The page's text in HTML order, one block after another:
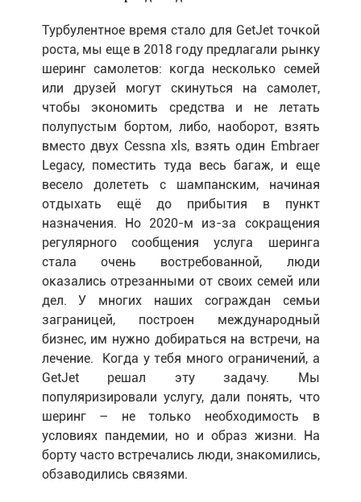
Турбулентное время стало для GetJet точкой
роста, мы еще в 2018 году предлагали рынку
шеринг самолетов: когда несколько семей
или друзей могут скинуться на самолет,
чтобы экономить средства и не летать
полупустым бортом, либо, наоборот, взять
вместо двух Cessna xls, взять один Embraer
Legacy, поместить туда весь багаж, и еще
весело долететь с шампанским, начиная
отдыхать ещё до прибытия в пункт
назначения. Но 2020-м из-за сокращения
регулярного сообщения услуга шеринга
стала очень востребованной, люди
оказались отрезанными от своих семей или
дел. У многих наших сограждан семьи
заграницей, построен международный
бизнес, им нужно добираться на встречи, на
лечение.
Когда у тебя много ограничений, а
GetJet решал эту задачу. Мы
популяризировали услугу, дали понять, что
шеринг – не только необходимость в
условиях пандемии, но и образ жизни. На
борту часто встречались люди, знакомились,
обзаводились связями.